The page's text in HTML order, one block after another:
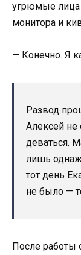
угрюмые лица
монитора и
— Конечно. Я
Развод
Алексей
деваться.
лишь
тот день
не было —
После работы